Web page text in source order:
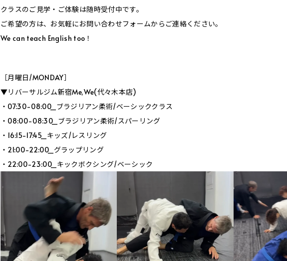
クラスのご見学・ご体験は随時受付中です。
ご希望の方は、お気軽にお問い合わせフォームからご連絡ください。
We can teach English too！
［月曜日/MONDAY］
▼リバーサルジム新宿Me,We(代々木本店)
・07:30-08:00_ブラジリアン柔術/ベーシッククラス
・08:00-08:30_ブラジリアン柔術/スパーリング
・16:15-17:45_キッズ/レスリング
・21:00-22:00_グラップリング
・22:00-23:00_キックボクシング/ベーシック